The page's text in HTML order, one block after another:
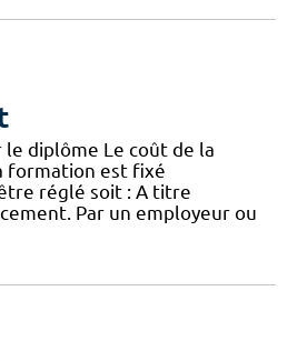
diplôme Le coût de la
formation est fixé
réglé soit : A titre
Par un employeur ou